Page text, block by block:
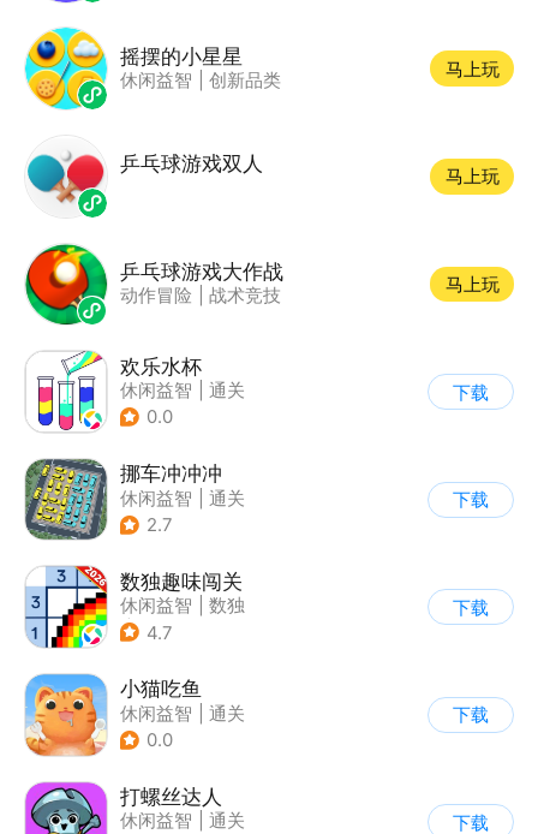
摇摆的小星星
休闲益智 创新品类
马上玩
乒乓球游戏双人
马上玩
乒乓球游戏大作战
动作冒险 战术竞技
马上玩
欢乐水杯
休闲益智
通关
0.0
下载
挪车冲冲冲
休闲益智
通关
2.7
下载
数独趣味闯关
休闲益智
数独
| 云步互娱
4.7
下载
小猫吃鱼
休闲益智
通关
0.0
下载
打螺丝达人
休闲益智
通关
下载